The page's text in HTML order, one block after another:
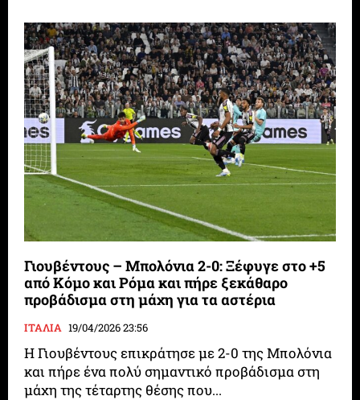
Γιουβέντους – Μπολόνια 2-0: Ξέφυγε στο +5
από Κόμο και Ρόμα και πήρε ξεκάθαρο
προβάδισμα στη μάχη για τα αστέρια
ΙΤΑΛΙΑ 19/04/2026 23:56
Η Γιουβέντους επικράτησε με 2-0 της Μπολόνια
και πήρε ένα πολύ σημαντικό προβάδισμα στη
μάχη της τέταρτης θέσης που...